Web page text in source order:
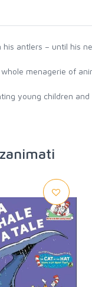
antlers – until his
menagerie of
young children